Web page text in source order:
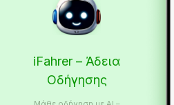
iFahrer – Άδεια
Οδήγησης